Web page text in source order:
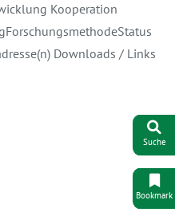
Kooperation
Downloads / Links
Suche
Bookmark